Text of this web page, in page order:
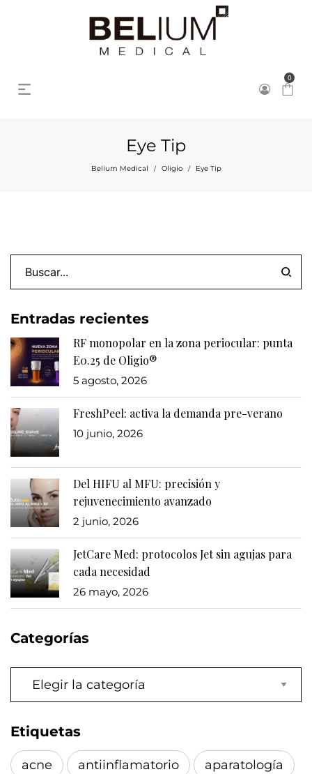
0
Eye Tip
Belium Medical / Oligio / Eye Tip
Entradas recientes
RF monopolar en la zona periocular: punta
E0.25 de Oligio®
5 agosto, 2026
FreshPeel: activa la demanda pre-verano
10 junio, 2026
Del HIFU al MFU: precisión y
rejuvenecimiento avanzado
2 junio, 2026
JetCare Med: protocolos Jet sin agujas para
cada necesidad
26 mayo, 2026
Categorías
Categorías
Etiquetas
acne antiinflamatorio aparatología